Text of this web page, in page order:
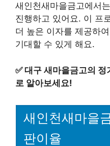
새인천새마을금고에서
진행하고 있어요. 이 프
더 높은 이자를 제공하
기대할 수 있게 해요.
✅대구 새마을금고의 정
로 알아보세요!
새인천새마을
판이율